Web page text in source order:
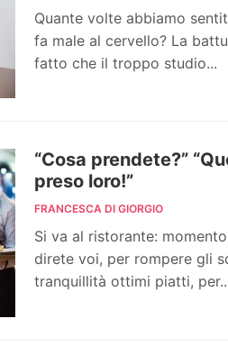
Quante volte abbiamo
fa male al cervello? La
fatto che il troppo studio...
“Cosa prendete?”
preso loro!”
FRANCESCA DI GIORGIO
Si va al ristorante:
direte voi, per rompere gli
tranquillità ottimi piatti,